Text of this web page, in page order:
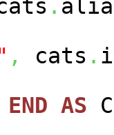
.
, cats .
END AS